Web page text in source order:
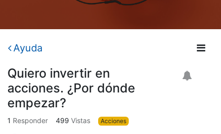
Ayuda
Quiero invertir en
acciones. ¿Por dónde
empezar?
1 Responder 499 Vistas Acciones